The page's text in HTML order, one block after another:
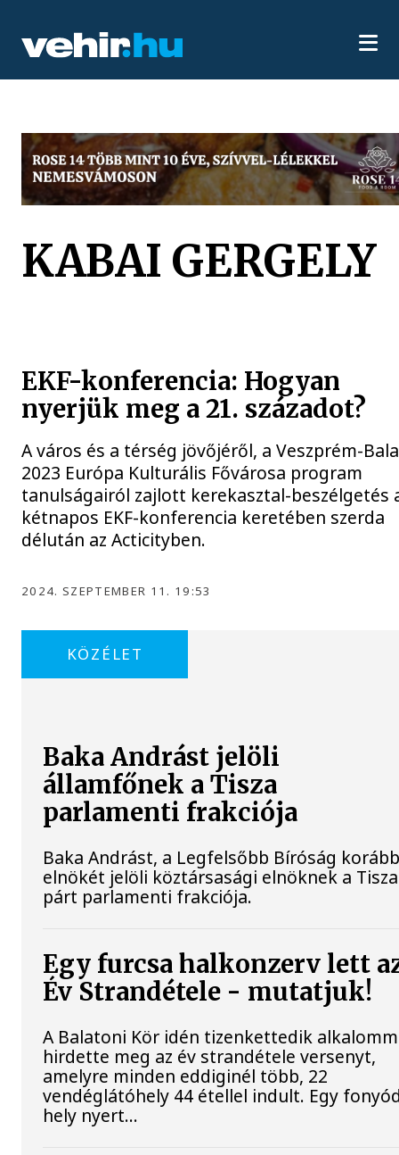
KABAI GERGELY
EKF-konferencia: Hogyan
nyerjük meg a 21. századot?
A város és a térség jövőjéről, a Veszprém-
2023 Európa Kulturális Fővárosa program
tanulságairól zajlott kerekasztal-beszélgetés
kétnapos EKF-konferencia keretében szerda
délután az Acticityben.
2024. SZEPTEMBER 11. 19:53
KÖZÉLET
Baka Andrást jelöli
államfőnek a Tisza
parlamenti frakciója
Baka Andrást, a Legfelsőbb Bíróság
elnökét jelöli köztársasági elnöknek a Tisza
párt parlamenti frakciója.
Egy furcsa halkonzerv lett
Év Strandétele - mutatjuk!
A Balatoni Kör idén tizenkettedik
hirdette meg az év strandétele versenyt,
amelyre minden eddiginél több, 22
vendéglátóhely 44 étellel indult. Egy
hely nyert...